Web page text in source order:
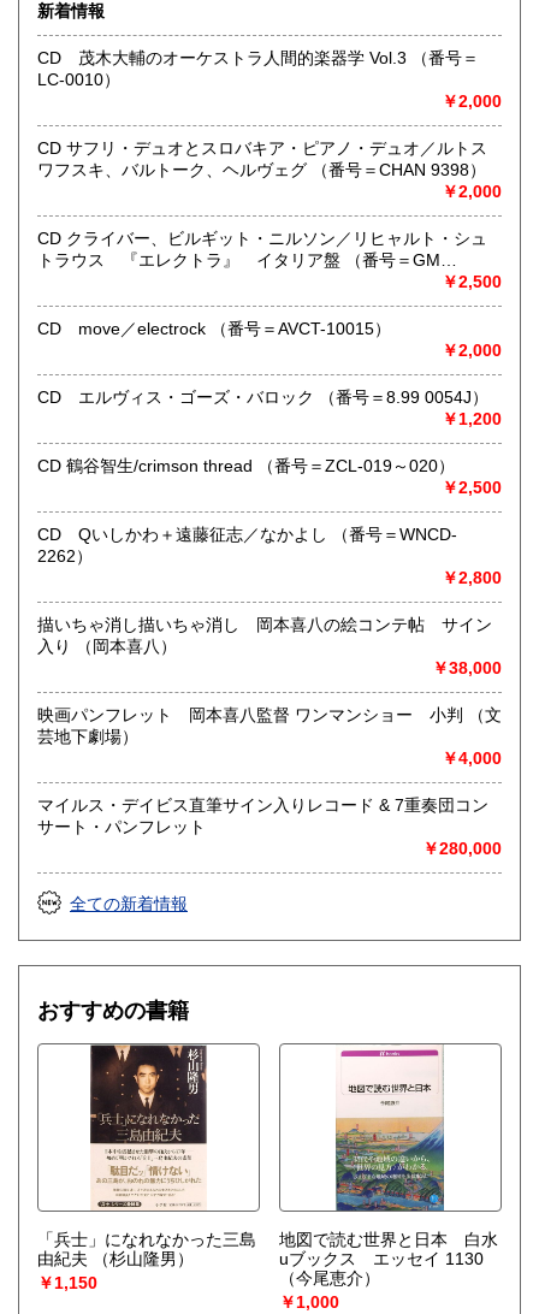
ール、定形外郵便、
ネコポス、ヤマト宅急便などでお届けしています。
但し、お客様が配送方法をご指定になる場合又は、
後払いをご希望の場合は送料の実費をお支払い頂きます。
代引きをご希望の場合は代引き手数料及び送料の実費をお
支払い下さい。
●公費ご購入を承ります。 送料は実費をご負担下さい。 お
支払いは後払いが可能です。
※当店は【インボイス制度】の適格請求書発行事業者では
ございません。
●当店では迅速な発送を心掛けています。
ご送金、ご決済の確認が出来ましたら通常24時間以内にお
●商品の発送に際しては水濡れ対策等、丁寧な梱包を心掛けて
す。 ご容赦下さい。
●当店は古書以外にも様々な商品を取り扱っています。下記
沿線名：東急田園都市線
最寄駅：三軒茶屋駅北出口Aから下北沢方面へ6分 ゴリラビ
ルの向かい 小田急バス太子堂停留所前
営業時間：平日=10:00〜19:00 日曜・祭日=12:00～18:00
定休日：火曜日
書籍の買取について
店頭買取り、出張買取りを承っております。
お気軽にご相談下さい。
取り扱い分野
一般（その他）
アナログ・レコードやCDなどの音楽・音声・映像メディア
新着情報
CD 茂木大輔のオーケストラ人間的楽器学 Vol.3 （番号＝
LC-0010）
￥2,000
CD サフリ・デュオとスロバキア・ピアノ・デュオ／ルトス
ワフスキ、バルトーク、ヘルヴェグ （番号＝CHAN 9398）
￥2,000
CD クライバー、ビルギット・ニルソン／リヒャルト・シュ
トラウス 『エレクトラ』 イタリア盤 （番号＝GM
￥2,500
CD move／electrock （番号＝AVCT-10015）
￥2,000
CD エルヴィス・ゴーズ・バロック （番号＝8.99 0054J）
￥1,200
CD 鶴谷智生/crimson thread （番号＝ZCL-019～020）
￥2,500
CD Qいしかわ＋遠藤征志／なかよし （番号＝WNCD-
2262）
￥2,800
描いちゃ消し描いちゃ消し 岡本喜八の絵コンテ帖 サイン
入り （岡本喜八）
￥38,000
映画パンフレット 岡本喜八監督 ワンマンショー 小判 （文
芸地下劇場）
￥4,000
マイルス・デイビス直筆サイン入りレコード & 7重奏団コン
サート・パンフレット
￥280,000
全ての新着情報
おすすめの書籍
「兵士」になれなかった三島
由紀夫
（杉山隆男）
￥1,150
地図で読む世界と日本 白水
uブックス エッセイ 1130
（今尾恵介）
￥1,000